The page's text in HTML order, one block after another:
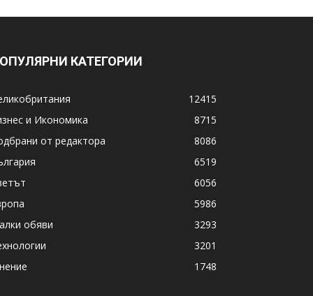
КАТЕГОРИИ
12415
и Икономика
8715
от редактора
8086
6519
6056
5986
обяви
3293
3201
1748